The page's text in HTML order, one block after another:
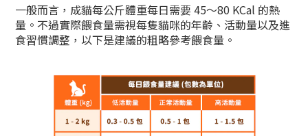
一般而言，成貓每公斤體重每日需要 45～80 KCal 的熱
量。不過實際餵食量需視每隻貓咪的年齡、活動量以及進
食習慣調整，以下是建議的粗略參考餵食量。